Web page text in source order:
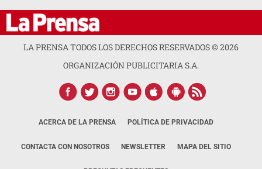
LA PRENSA TODOS LOS DERECHOS RESERVADOS ©2026
ORGANIZACIÓN PUBLICITARIA S.A.
ACERCA DE LA PRENSA POLÍTICA DE PRIVACIDAD
CONTACTA CON NOSOTROS NEWSLETTER MAPA DEL SITIO